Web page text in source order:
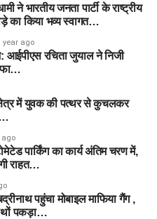
ने भारतीय जनता पार्टी के राष्ट्रीय
का किया भव्य स्वागत…
year ago
आईपीएस रचिता जुयाल ने निजी
क्षेत्र में युवक की पत्थर से कुचलकर
ago
पार्किंग का कार्य अंतिम चरण में,
राहत…
पहुंचा मोबाइल माफिया गैंग ,
पकड़ा…